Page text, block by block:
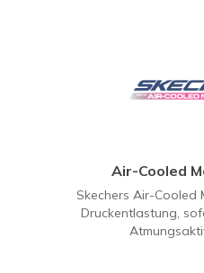
Air-Cooled
Skechers Air-Cooled
Druckentlastung,